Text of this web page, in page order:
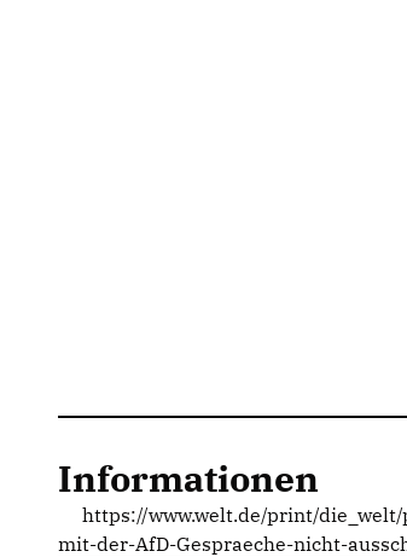
Informationen
https://www.welt.de/print/
mit-der-AfD-Gespraeche-nicht-